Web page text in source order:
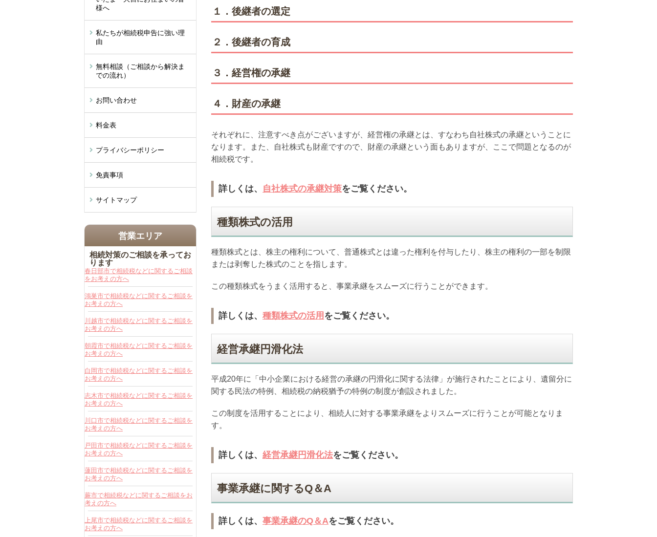
１．後継者の選定
２．後継者の育成
３．経営権の承継
４．財産の承継
それぞれに、注意すべき点がございますが、経営権の承継とは、すなわち自社株式の承継ということに
なります。また、自社株式も財産ですので、財産の承継という面もありますが、ここで問題となるのが
相続税です。
詳しくは、 自社株式の承継対策をご覧ください。
種類株式の活用
種類株式とは、株主の権利について、普通株式とは違った権利を付与したり、株主の権利の一部を制限
または剥奪した株式のことを指します。
この種類株式をうまく活用すると、事業承継をスムーズに行うことができます。
詳しくは、 種類株式の活用 をご覧ください。
経営承継円滑化法
平成20年に「中小企業における経営の承継の円滑化に関する法律」が施行されたことにより、遺留分に
関する民法の特例、相続税の納税猶予の特例の制度が創設されました。
この制度を活用することにより、相続人に対する事業承継をよりスムーズに行うことが可能となりま
す。
詳しくは、 経営承継円滑化法をご覧ください。
事業承継に関するQ＆A
詳しくは、 事業承継のQ＆Aをご覧ください。
様へ
私たちが相続税申告に強い理
由
無料相談（ご相談から解決ま
での流れ）
お問い合わせ
料金表
プライバシーポリシー
免責事項
サイトマップ
営業エリア
相続対策のご相談を承ってお
ります
春日部市で相続税などに関するご相談
をお考えの方へ
鴻巣市で相続税などに関するご相談を
お考えの方へ
川越市で相続税などに関するご相談を
お考えの方へ
朝霞市で相続税などに関するご相談を
お考えの方へ
白岡市で相続税などに関するご相談を
お考えの方へ
志木市で相続税などに関するご相談を
お考えの方へ
川口市で相続税などに関するご相談を
お考えの方へ
戸田市で相続税などに関するご相談を
お考えの方へ
蓮田市で相続税などに関するご相談を
お考えの方へ
蕨市で相続税などに関するご相談をお
考えの方へ
上尾市で相続税などに関するご相談を
お考えの方へ